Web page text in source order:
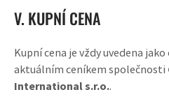
V. KUPNÍ CENA
Kupní cena je vždy uvedena jako
aktuálním ceníkem společnosti
International s.r.o..